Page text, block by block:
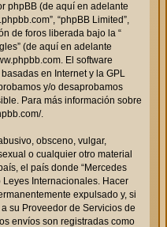
phpBB (de aquí en adelante
“phpBB Limited”,
de foros liberada bajo la “
” (de aquí en adelante
. El software
en Internet y la GPL
y/o desaprobamos
Para más información sobre
.
obsceno, vulgar,
o cualquier otro material
el país donde “Mercedes
Internacionales. Hacer
expulsado y, si
su Proveedor de Servicios de
envíos son registradas como